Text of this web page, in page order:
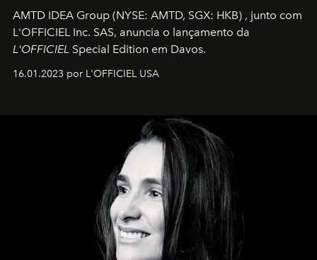
AMTD IDEA Group (NYSE: AMTD, SGX: HKB) , junto com
L'OFFICIEL Inc. SAS, anuncia o lançamento da
L'OFFICIEL Special Edition em Davos.
16.01.2023 por L'OFFICIEL USA